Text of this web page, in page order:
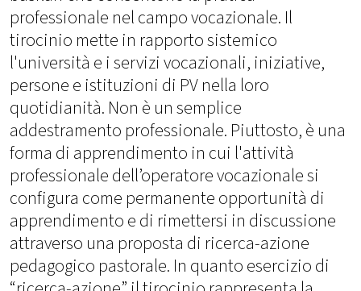
professionale nel campo vocazionale. Il
tirocinio mette in rapporto sistemico
l'università e i servizi vocazionali, iniziative,
persone e istituzioni di PV nella loro
quotidianità. Non è un semplice
addestramento professionale. Piuttosto, è una
forma di apprendimento in cui l'attività
professionale dell’operatore vocazionale si
configura come permanente opportunità di
apprendimento e di rimettersi in discussione
attraverso una proposta di ricerca-azione
pedagogico pastorale. In quanto esercizio di